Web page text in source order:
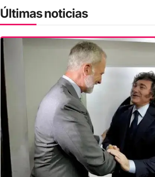
Últimas noticias